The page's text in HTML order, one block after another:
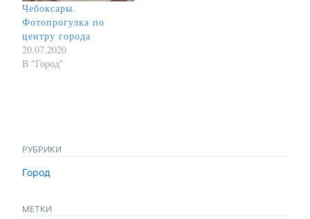
Чебоксары.
Фотопрогулка по
центру города
20.07.2020
В "Город"
РУБРИКИ
Город
МЕТКИ